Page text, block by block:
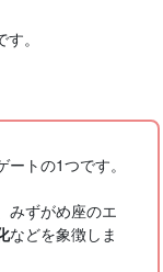
す。
トの1つです。
みずがめ座のエ
などを象徴しま